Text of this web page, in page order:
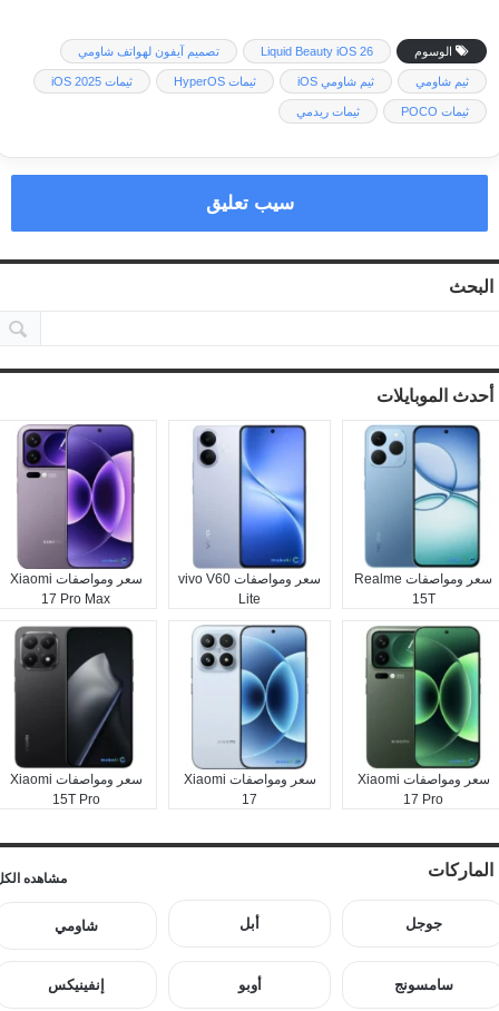
الوسوم Liquid Beauty iOS 26 تصميم آيفون لهواتف شاومي
ثيم شاومي ثيم شاومي iOS ثيمات HyperOS ثيمات iOS 2025
ثيمات POCO ثيمات ريدمي
سيب تعليق
البحث
أحدث الموبايلات
سعر ومواصفات Realme
15T
سعر ومواصفات vivo V60
Lite
سعر ومواصفات Xiaomi
17 Pro Max
سعر ومواصفات Xiaomi
17 Pro
سعر ومواصفات Xiaomi
17
سعر ومواصفات Xiaomi
15T Pro
الماركات مشاهده
جوجل أبل شاومي
سامسونج أوبو إنفينيكس